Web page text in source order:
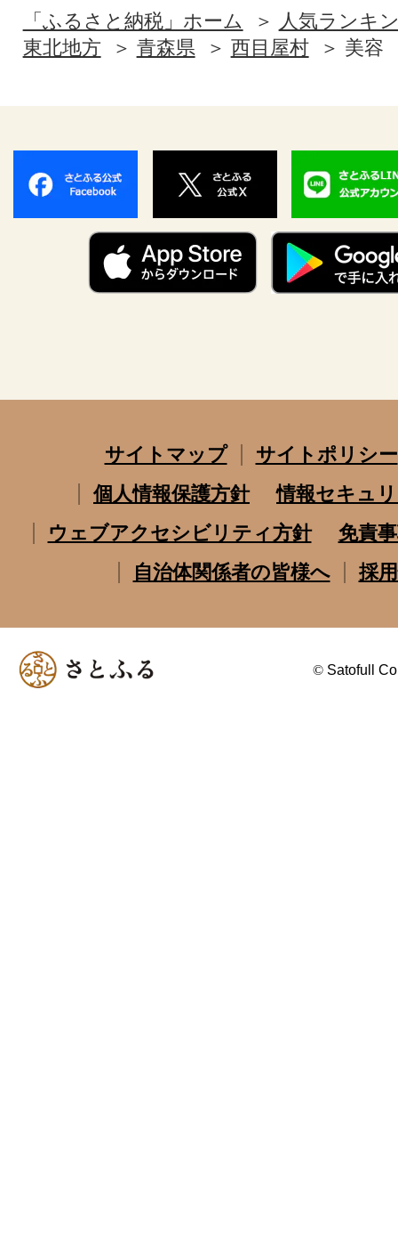
「ふるさと納税」ホーム
人気ランキ
東北地方
青森県 西目屋村 美容
サイトマップ
サイトポリシー
個人情報保護方針
情報セキュ
ウェブアクセシビリティ方針
免責
自治体関係者の皆様へ
採
© Satofull